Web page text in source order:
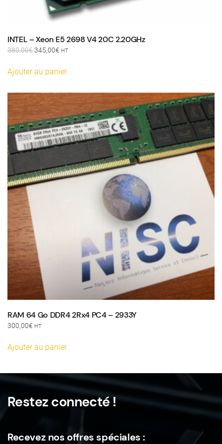
INTEL – Xeon E5 2698 V4 20C 2.20GHz
380,00€Le
initial
380,00€.
345,00€ Le
actuel
345,00€.
HT
Ajouter au panier
RAM 64 Go DDR4 2Rx4 PC4 – 2933Y
300,00€ HT
Ajouter au panier
Restez connecté !
Recevez nos offres spéciales :